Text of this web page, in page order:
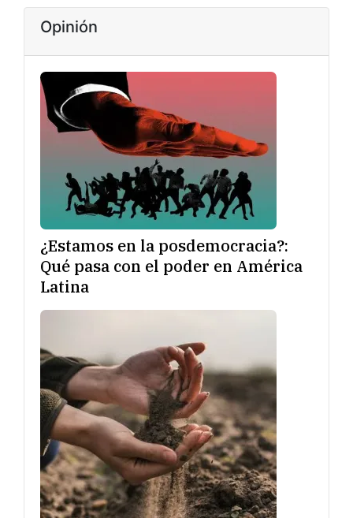
Opinión
¿Estamos en la posdemocracia?:
Qué pasa con el poder en América
Latina